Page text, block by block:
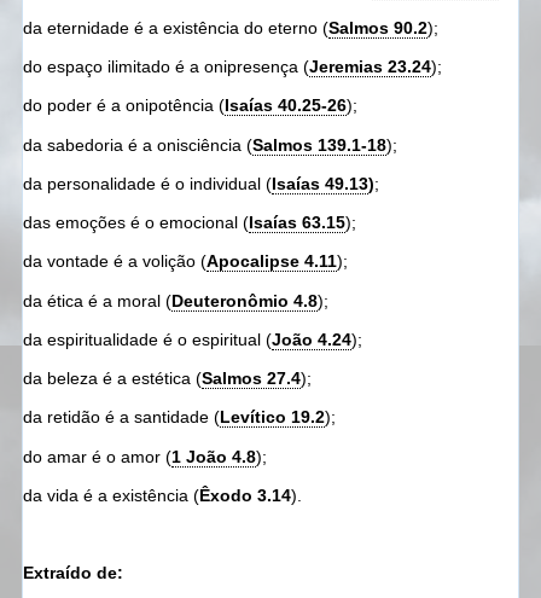
da eternidade é a existência do eterno (Salmos 90.2);
do espaço ilimitado é a onipresença (Jeremias 23.24);
do poder é a onipotência (Isaías 40.25-26);
da sabedoria é a onisciência (Salmos 139.1-18);
da personalidade é o individual (Isaías 49.13);
das emoções é o emocional (Isaías 63.15);
da vontade é a volição (Apocalipse 4.11);
da ética é a moral (Deuteronômio 4.8);
da espiritualidade é o espiritual (João 4.24);
da beleza é a estética (Salmos 27.4);
da retidão é a santidade (Levítico 19.2);
do amar é o amor (1 João 4.8);
da vida é a existência (Êxodo 3.14).
Extraído de: